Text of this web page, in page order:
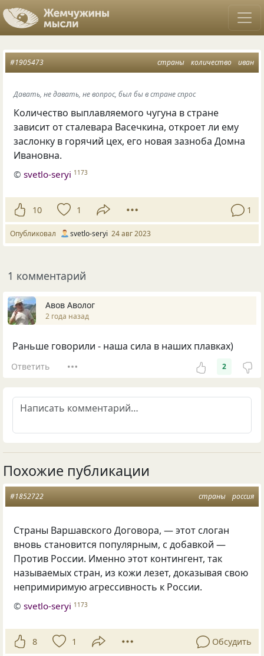
страны количество иван
#1905473
Давать, не давать, не вопрос, был бы в стране спрос
Количество выплавляемого чугуна в стране
зависит от сталевара Васечкина, откроет ли ему
заслонку в горячий цех, его новая зазноба Домна
Ивановна.
©svetlo-seryi 1173
10 1 1
Опубликовал svetlo-seryi 24 авг 2023
1 комментарий
Авов Аволог
2 года назад
Раньше говорили - наша сила в наших плавках)
Ответить 2
Похожие публикации
страны россия
#1852722
Страны Варшавского Договора, — этот слоган
вновь становится популярным, с добавкой —
Против России. Именно этот контингент, так
называемых стран, из кожи лезет, доказывая свою
непримиримую агрессивность к России.
©svetlo-seryi 1173
8 1 Обсудить